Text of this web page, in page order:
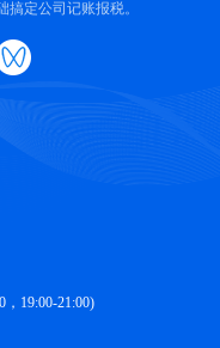
定公司记账报税。
19:00-21:00)